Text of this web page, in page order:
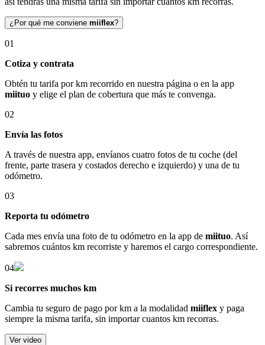
¿Por qué me conviene miiflex?
01
Cotiza y contrata
Obtén tu tarifa por km recorrido en nuestra página o en la app
miituo y elige el plan de cobertura que más te convenga.
02
Envía las fotos
A través de nuestra app, envíanos cuatro fotos de tu coche (del
frente, parte trasera y costados derecho e izquierdo) y una de tu
odómetro.
03
Reporta tu odómetro
Cada mes envía una foto de tu odómetro en la app de miituo. Así
sabremos cuántos km recorriste y haremos el cargo correspondiente.
04
Si recorres muchos km
Cambia tu seguro de pago por km a la modalidad miiflex y paga
siempre la misma tarifa, sin importar cuantos km recorras.
Ver video